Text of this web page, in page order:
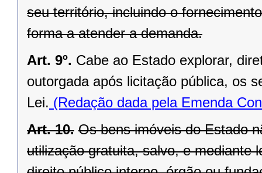
seu território, incluindo o
forma a atender a demanda.
Art. 9º. Cabe ao Estado explorar,
outorgada após licitação pública, os
Lei. (Redação dada pela Emenda
Art. 10. Os bens imóveis do Estado
utilização gratuita, salvo, e mediante